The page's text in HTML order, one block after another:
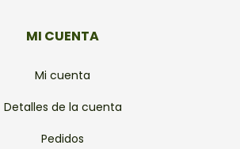
MI CUENTA
Mi cuenta
Detalles de la cuenta
Pedidos